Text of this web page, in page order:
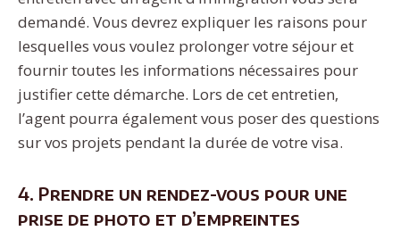
demandé. Vous devrez expliquer les raisons pour
lesquelles vous voulez prolonger votre séjour et
fournir toutes les informations nécessaires pour
justifier cette démarche. Lors de cet entretien,
l’agent pourra également vous poser des questions
sur vos projets pendant la durée de votre visa.
4. Prendre un rendez-vous pour une
prise de photo et d’empreintes